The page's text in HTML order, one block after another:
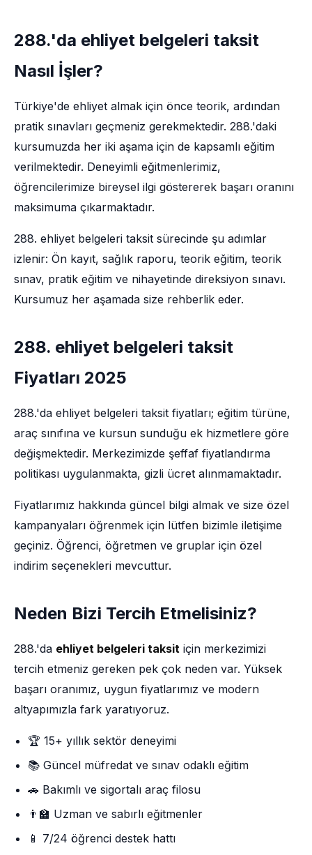
288.'da ehliyet belgeleri taksit
Nasıl İşler?
Türkiye'de ehliyet almak için önce teorik, ardından
pratik sınavları geçmeniz gerekmektedir. 288.'daki
kursumuzda her iki aşama için de kapsamlı eğitim
verilmektedir. Deneyimli eğitmenlerimiz,
öğrencilerimize bireysel ilgi göstererek başarı oranını
maksimuma çıkarmaktadır.
288. ehliyet belgeleri taksit sürecinde şu adımlar
izlenir: Ön kayıt, sağlık raporu, teorik eğitim, teorik
sınav, pratik eğitim ve nihayetinde direksiyon sınavı.
Kursumuz her aşamada size rehberlik eder.
288. ehliyet belgeleri taksit
Fiyatları 2025
288.'da ehliyet belgeleri taksit fiyatları; eğitim türüne,
araç sınıfına ve kursun sunduğu ek hizmetlere göre
değişmektedir. Merkezimizde şeffaf fiyatlandırma
politikası uygulanmakta, gizli ücret alınmamaktadır.
Fiyatlarımız hakkında güncel bilgi almak ve size özel
kampanyaları öğrenmek için lütfen bizimle iletişime
geçiniz. Öğrenci, öğretmen ve gruplar için özel
indirim seçenekleri mevcuttur.
Neden Bizi Tercih Etmelisiniz?
288.'da ehliyet belgeleri taksit için merkezimizi
tercih etmeniz gereken pek çok neden var. Yüksek
başarı oranımız, uygun fiyatlarımız ve modern
altyapımızla fark yaratıyoruz.
🏆 15+ yıllık sektör deneyimi
📚 Güncel müfredat ve sınav odaklı eğitim
🚗 Bakımlı ve sigortalı araç filosu
👨‍🏫 Uzman ve sabırlı eğitmenler
📱 7/24 öğrenci destek hattı